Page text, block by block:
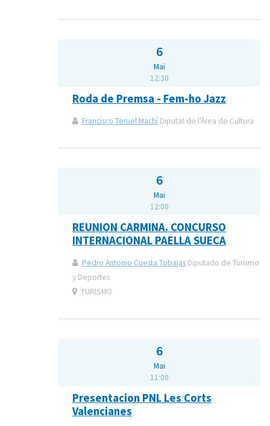
6
Mai
12:30
Roda de Premsa - Fem-ho Jazz
Francisco Teruel Machí Diputat de l'Àrea de Cultura
6
Mai
12:00
REUNION CARMINA. CONCURSO
INTERNACIONAL PAELLA SUECA
Pedro Antonio Cuesta Tobajas Diputado de Turismo
y Deportes
TURISMO
6
Mai
11:00
Presentacion PNL Les Corts
Valencianes